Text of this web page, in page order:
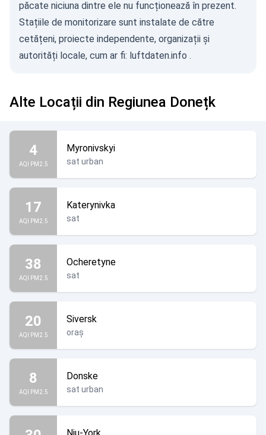
păcate niciuna dintre ele nu funcționează în prezent.
Stațiile de monitorizare sunt instalate de către
cetățeni, proiecte independente, organizații și
autorități locale, cum ar fi: luftdaten.info .
Alte Locații din Regiunea Donețk
4
AQI PM2.5
Myronivskyi
sat urban
17
AQI PM2.5
Katerynivka
sat
38
AQI PM2.5
Ocheretyne
sat
20
AQI PM2.5
Siversk
oraș
8
AQI PM2.5
Donske
sat urban